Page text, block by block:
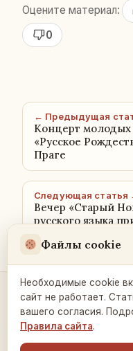
Оцените материал:
0
← Предыдущая
Концерт
«Русское
Праге
Следующая статья
Вечер «Старый
русского языка
Файлы cookie
Необходимые cookie
сайт не работает.
вашего согласия.
Правила сайта.